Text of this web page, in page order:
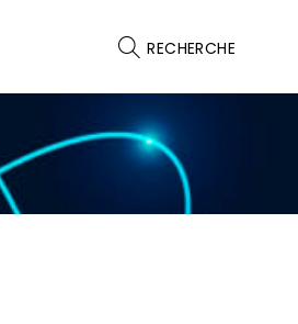
RECHERCHE